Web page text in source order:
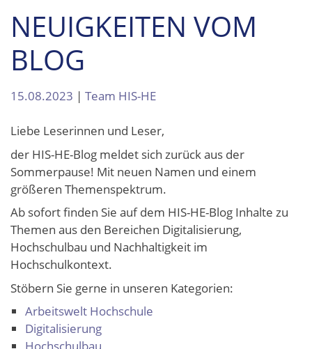
NEUIGKEITEN VOM
BLOG
15.08.2023 | Team HIS-HE
Liebe Leserinnen und Leser,
der HIS-HE-Blog meldet sich zurück aus der
Sommerpause! Mit neuen Namen und einem
größeren Themenspektrum.
Ab sofort finden Sie auf dem HIS-HE-Blog Inhalte zu
Themen aus den Bereichen Digitalisierung,
Hochschulbau und Nachhaltigkeit im
Hochschulkontext.
Stöbern Sie gerne in unseren Kategorien:
Arbeitswelt Hochschule
Digitalisierung